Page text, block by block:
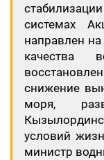
системах
направлен
качества
снижение
моря,
условий
министр